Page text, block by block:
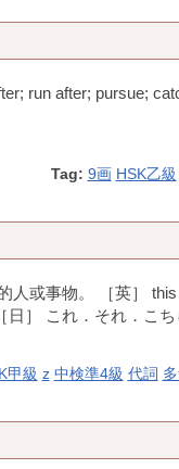
run after; pursue;
Tag: 9画 HSK乙級
人或事物。 ［英］
日］ これ．それ．こ
甲級 z 中検準4級 代詞